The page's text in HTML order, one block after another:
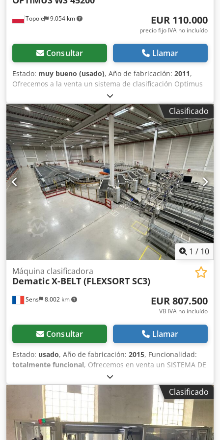
Topole 9.054 km EUR 110.000
precio fijo IVA no incluído
Consultar Llamar
Estado: muy bueno (usado), Año de fabricación: 2011,
Ofrecemos a la venta un sistema de clasificación Optimus
usado y de doble cara. Se trata de un clasificador óptico,
modelo WS 45200. El sistema está completamente
desmontado y preparado para el transporte. Datos
técnicos: Año de fabricación: 2011 Chodpfxsixl S Rj Aqwoa
Cuadro de distribución: 3F + N + PE, Tensión de control: 24
VCC, Alimentación: 400 V, 25 A (máx.) Dimensiones del
producto: mín. 150x150x5 mm, peso 0,1 kg; máx.
400x280x40 mm, peso 2 kg Capacidad: 4500 contenedores
por hora Longitud total: 38 m Anchura: 7 m Número de
estaciones de alimentación: 3 unidades Número de palas:
114 unidades Número total de descargas: 201, de las
cuales 120 en un lado y 81 en el otro Número de motores:
2 unidades Ubicación de la máquina: 89-600
Chojnice/Polonia La máquina está desmontada,
almacenada en un lugar seco y lista para el envío. Si está
interesado, póngase en contacto con nosotros.
Clasificado
1 / 10
Sens 8.002 km
Máquina clasificadora
DematicX-BELT (FLEXSORT SC3)
EUR 807.500
VB IVA no incluído
Consultar Llamar
Estado: usado, Año de fabricación: 2015, Funcionalidad:
totalmente funcional, Ofrecemos en venta un SISTEMA DE
CLASIFICACIÓN X-BELT (FLEXSORT SC3) del fabricante
DEMATIC. DESCRIPCIÓN GENERAL: - El sistema ofrecido es
un clasificador Dematic modelo X-Belt FlexSort SC3, ideal
para centros logísticos, hubs de clasificación, e-commerce,
retail y operaciones de alta capacidad. - Clasificador X-Belt
de segunda mano (2015) que proporciona clasificación
precisa, rápida y silenciosa gracias a sus carros
Clasificado